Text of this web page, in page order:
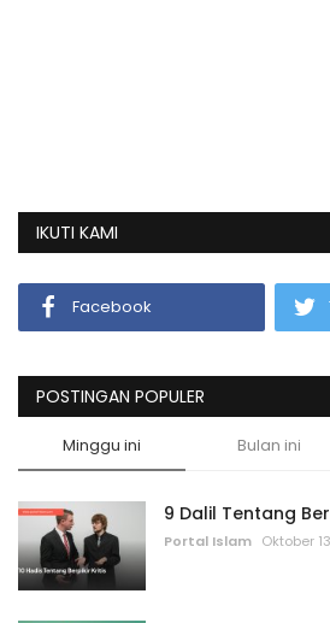
IKUTI KAMI
Facebook
POSTINGAN POPULER
Minggu ini Bulan ini
9 Dalil Tentang
Portal Islam Oktober